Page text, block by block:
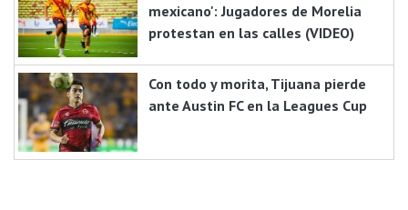
mexicano': Jugadores de Morelia
protestan en las calles (VIDEO)
Con todo y morita, Tijuana pierde
ante Austin FC en la Leagues Cup